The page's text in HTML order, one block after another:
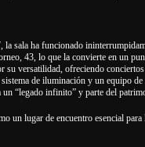
la sala ha funcionado
43, lo que la convierte en un
su versatilidad, ofreciendo
de iluminación y un equipo
un “legado infinito” y parte del
un lugar de encuentro esencial